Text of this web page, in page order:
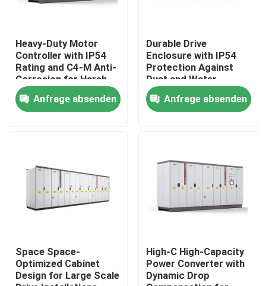
Zu Hause
Werksbesichtigung
Heavy-Duty Motor
Controller with IP54
Rating and C4-M Anti-
Corrosion for Harsh
Plant Conditions
Anfrage absenden
Durable Drive
Enclosure with IP54
Protection Against
Dust and Water
Ingress for Reliability
Anfrage absenden
Space Space-
Optimized Cabinet
Design for Large Scale
High-C High-Capacity
Power Converter with
Dynamic Drop